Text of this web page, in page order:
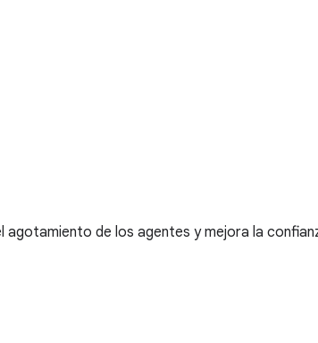
de los agentes y mejora la